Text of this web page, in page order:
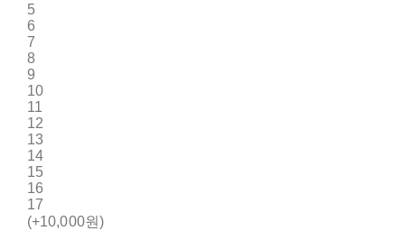
5
6
7
8
9
10
11
12
13
14
15
16
17
(+10,000원)